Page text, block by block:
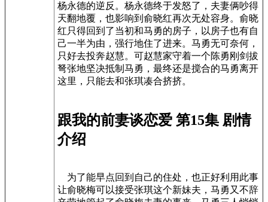
杨永德的逆反。杨永德终于发怒了，夫妻俩吵得
天翻地覆，也影响到俞晓红再次无处容身。俞晓
红只得回到了当初和马勇的房子，以房子也有自
己一半为由，强行地住了进来。马勇无可奈何，
只好去投奔赵慧。可赵慧家守着一个陈勇刚剑拔
弩张地坚决抵制马勇，最终还是搅合的马勇离开
这里，只能去和张琪凑合挤挤。
跟我的前妻谈恋爱 第15集 剧情
介绍
为了能早点回到自己的住处，也正好利用此事
让俞晓梅可以接受张琪这个新妹夫，马勇又不辞